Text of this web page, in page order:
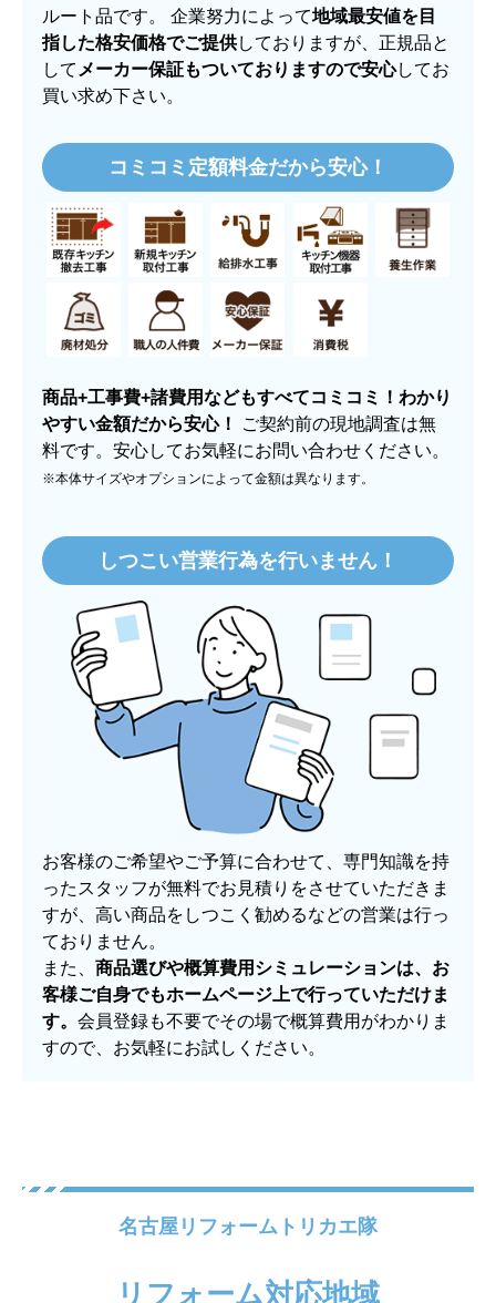
ルート品です。 企業努力によって地域最安値を目
指した格安価格でご提供しておりますが、正規品と
して メーカー保証もついておりますので安心してお
買い求め下さい。
コミコミ定額料金だから安心！
商品+工事費+諸費用などもすべてコミコミ！わかり
やすい金額だから安心！
ご契約前の現地調査は無
料です。安心してお気軽にお問い合わせください。
※本体サイズやオプションによって金額は異なります。
しつこい営業行為を行いません！
お客様のご希望やご予算に合わせて、専門知識を持
ったスタッフが無料でお見積りをさせていただきま
すが、高い商品をしつこく勧めるなどの営業は行っ
ておりません。
また、商品選びや概算費用シミュレーションは、お
客様ご自身でもホームページ上で行っていただけま
す。会員登録も不要でその場で概算費用がわかりま
すので、お気軽にお試しください。
名古屋リフォームトリカエ隊
リフォーム対応地域